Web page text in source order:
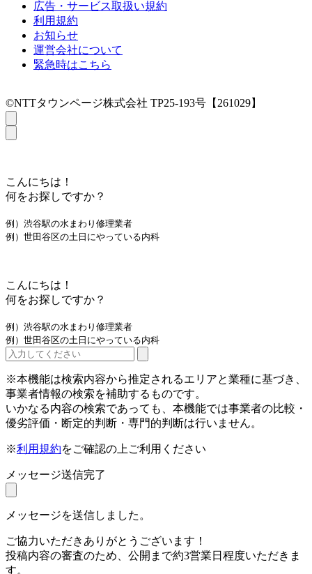
広告・サービス取扱い規約
利用規約
お知らせ
運営会社について
緊急時はこちら
©NTTタウンページ株式会社 TP25-193号【261029】
こんにちは！
何をお探しですか？
例）渋谷駅の水まわり修理業者
例）世田谷区の土日にやっている内科
こんにちは！
何をお探しですか？
例）渋谷駅の水まわり修理業者
例）世田谷区の土日にやっている内科
※本機能は検索内容から推定されるエリアと業種に基づき、
事業者情報の検索を補助するものです。
いかなる内容の検索であっても、本機能では事業者の比較・
優劣評価・断定的判断・専門的判断は行いません。
※利用規約をご確認の上ご利用ください
メッセージ送信完了
メッセージを送信しました。
ご協力いただきありがとうございます！
投稿内容の審査のため、公開まで約3営業日程度いただきま
す。